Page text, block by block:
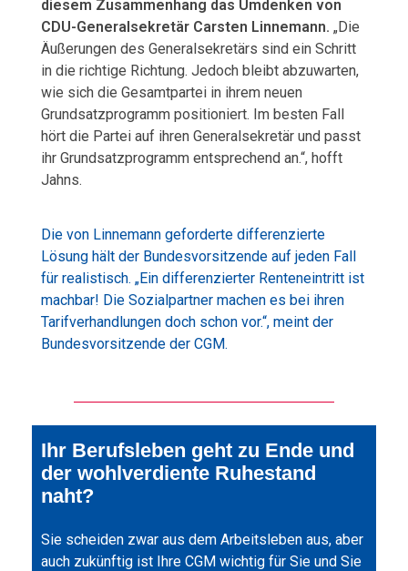
diesem Zusammenhang das Umdenken von
CDU-Generalsekretär Carsten Linnemann. „Die
Äußerungen des Generalsekretärs sind ein Schritt
in die richtige Richtung. Jedoch bleibt abzuwarten,
wie sich die Gesamtpartei in ihrem neuen
Grundsatzprogramm positioniert. Im besten Fall
hört die Partei auf ihren Generalsekretär und passt
ihr Grundsatzprogramm entsprechend an.“, hofft
Jahns.
Die von Linnemann geforderte differenzierte
Lösung hält der Bundesvorsitzende auf jeden Fall
für realistisch. „Ein differenzierter Renteneintritt ist
machbar! Die Sozialpartner machen es bei ihren
Tarifverhandlungen doch schon vor.“, meint der
Bundesvorsitzende der CGM.
Ihr Berufsleben geht zu Ende und
der wohlverdiente Ruhestand
naht?
Sie scheiden zwar aus dem Arbeitsleben aus, aber
auch zukünftig ist Ihre CGM wichtig für Sie und Sie